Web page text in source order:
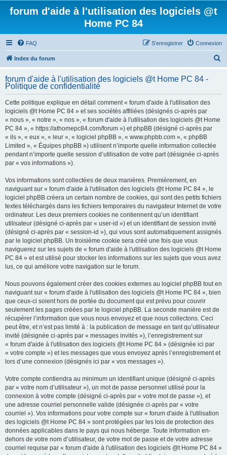
forum d'aide à l'utilisation des logiciels @t
Home PC 84
FAQ Connexion
S’enregistrer
Index du forum
h
forum d'aide à l'utilisation des logiciels @t Home PC 84 -
Politique de confidentialité
Cette politique explique en détail comment « forum d'aide à l'utilisation des
logiciels @t Home PC 84 » et ses sociétés affiliées (désignés ci-après par
« nous », « notre », « nos », « forum d'aide à l'utilisation des logiciels @t Home
PC 84 », « https://athomepc84.com/forum ») et phpBB (désigné ci-après par
« ils », « eux », « leur », « logiciel phpBB », « www.phpbb.com », « phpBB
Limited », « Équipes phpBB ») utilisent n’importe quelle information collectée
pendant n’importe quelle session d’utilisation de votre part (désignée ci-après
par « vos informations »).
Vos informations sont collectées de deux manières. Premièrement, en
naviguant sur « forum d'aide à l'utilisation des logiciels @t Home PC 84 », le
logiciel phpBB créera un certain nombre de cookies, qui sont des petits fichiers
textes téléchargés dans les fichiers temporaires du navigateur Internet de votre
ordinateur. Les deux premiers cookies ne contiennent qu’un identifiant
utilisateur (désigné ci-après par « user-id ») et un identifiant de session invité
(désigné ci-après par « session-id »), qui vous sont automatiquement assignés
par le logiciel phpBB. Un troisième cookie sera créé une fois que vous
naviguerez sur les sujets de « forum d'aide à l'utilisation des logiciels @t Home
PC 84 » et est utilisé pour stocker les informations sur les sujets que vous avez
lus, ce qui améliore votre navigation sur le forum.
Nous pouvons également créer des cookies externes au logiciel phpBB tout en
naviguant sur « forum d'aide à l'utilisation des logiciels @t Home PC 84 », bien
que ceux-ci soient hors de portée du document qui est prévu pour couvrir
seulement les pages créées par le logiciel phpBB. La seconde manière est de
récupérer l’information que vous nous envoyez et que nous collectons. Ceci
peut être, et n’est pas limité à : la publication de message en tant qu’utilisateur
invité (désignée ci-après par « messages invités »), l’enregistrement sur
« forum d'aide à l'utilisation des logiciels @t Home PC 84 » (désignée ici par
« votre compte ») et les messages que vous envoyez après l’enregistrement et
lors d’une connexion (désignés ici par « vos messages »).
Votre compte contiendra au minimum un identifiant unique (désigné ci-après
par « votre nom d’utilisateur »), un mot de passe personnel utilisé pour la
connexion à votre compte (désigné ci-après par « votre mot de passe »), et
une adresse courriel personnelle valide (désignée ci-après par « votre
courriel »). Vos informations pour votre compte sur « forum d'aide à l'utilisation
des logiciels @t Home PC 84 » sont protégées par les lois de protection des
données applicables dans le pays qui nous héberge. Toute information en-
dehors de votre nom d’utilisateur, de votre mot de passe et de votre adresse
courriel requise par « forum d'aide à l'utilisation des logiciels @t Home PC 84 »